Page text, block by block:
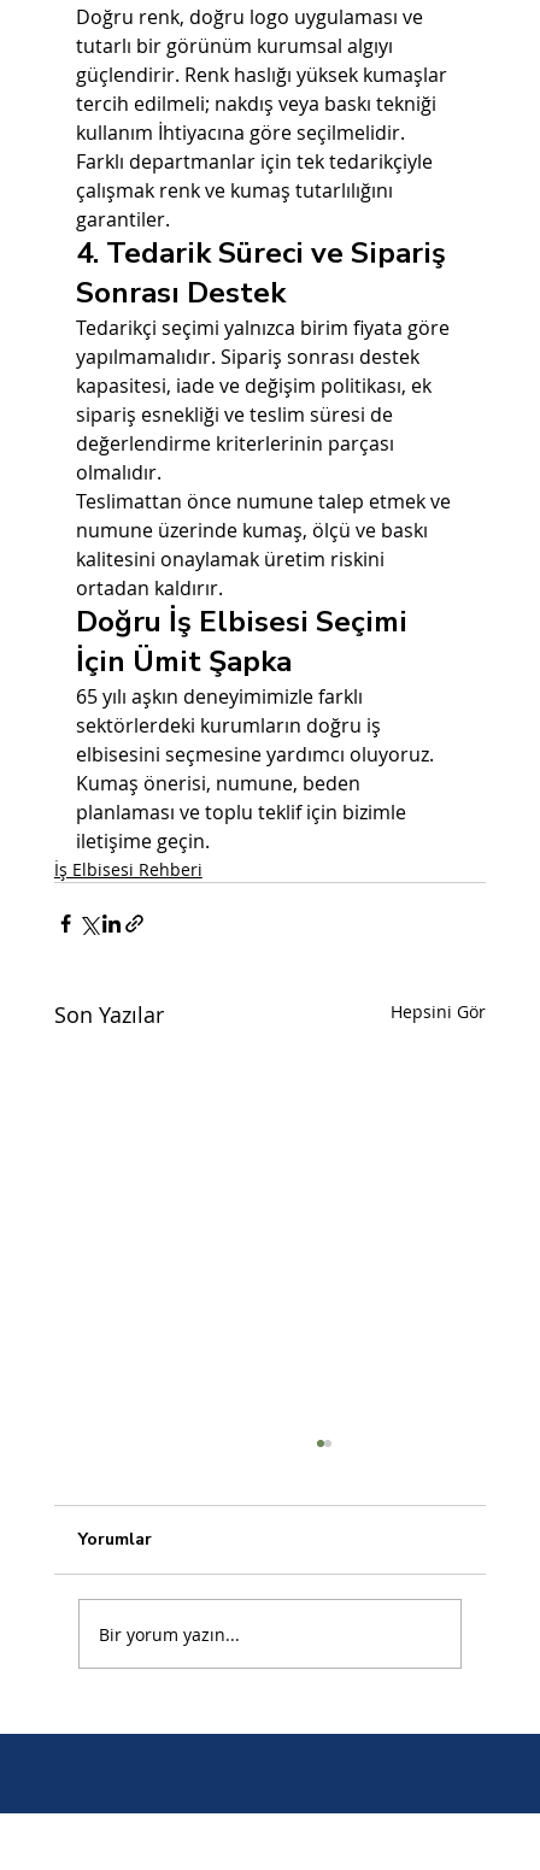
Doğru renk, doğru logo uygulaması ve
tutarlı bir görünüm kurumsal algıyı
güçlendirir. Renk haslığı yüksek kumaşlar
tercih edilmeli; nakdış veya baskı tekniği
kullanım İhtiyacına göre seçilmelidir.
Farklı departmanlar için tek tedarikçiyle
çalışmak renk ve kumaş tutarlılığını
garantiler.
4. Tedarik Süreci ve Sipariş
Sonrası Destek
Tedarikçi seçimi yalnızca birim fiyata göre
yapılmamalıdır. Sipariş sonrası destek
kapasitesi, iade ve değişim politikası, ek
sipariş esnekliği ve teslim süresi de
değerlendirme kriterlerinin parçası
olmalıdır.
Teslimattan önce numune talep etmek ve
numune üzerinde kumaş, ölçü ve baskı
kalitesini onaylamak üretim riskini
ortadan kaldırır.
Doğru İş Elbisesi Seçimi
İçin Ümit Şapka
65 yılı aşkın deneyimimizle farklı
sektörlerdeki kurumların doğru iş
elbisesini seçmesine yardımcı oluyoruz.
Kumaş önerisi, numune, beden
planlaması ve toplu teklif için bizimle
iletişime geçin.
İş Elbisesi Rehberi
Son Yazılar Hepsini Gör
Yorumlar
Bir yorum yazın...